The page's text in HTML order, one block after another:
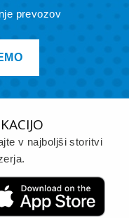
prevozov
v najboljši storitvi